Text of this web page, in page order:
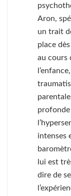
Aron,
un trait
place
au cours
profonde
intenses
lui est
dire de